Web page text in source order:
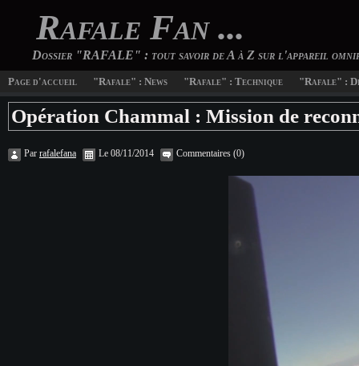
Rafale Fan ...
Dossier "RAFALE" : tout savoir de A à Z sur l'appareil
Page d'accueil "Rafale" : News "Rafale" : Technique "Rafale" :
Opération Chammal : Mission de
Par rafalefana Le 08/11/2014 Commentaires (0)